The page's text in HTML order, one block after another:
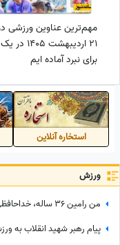
مهم‌ترین عناوین ورزشی
21 اردیبهشت
برای نبرد آماده ایم
استخاره آنلاین
ورزش
پیام رهبر شهید انقلاب به